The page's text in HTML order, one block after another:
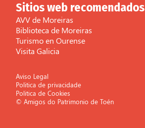
Sitios web recomendados
AVV de Moreiras
Biblioteca de Moreiras
Turismo en Ourense
Visita Galicia
Aviso Legal
Politica de privacidade
Politica de Cookies
© Amigos do Patrimonio de Toén